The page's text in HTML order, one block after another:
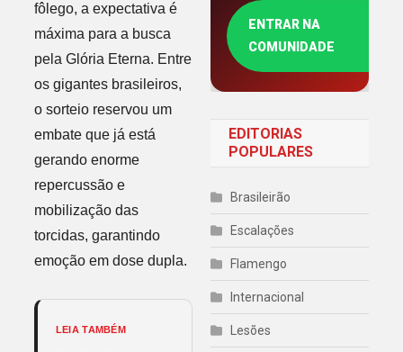
fôlego, a expectativa é
máxima para a busca
pela Glória Eterna. Entre
os gigantes brasileiros,
o sorteio reservou um
embate que já está
gerando enorme
repercussão e
mobilização das
torcidas, garantindo
emoção em dose dupla.
LEIA TAMBÉM
ENTRAR NA
COMUNIDADE
EDITORIAS
POPULARES
Brasileirão
Escalações
Flamengo
Internacional
Lesões